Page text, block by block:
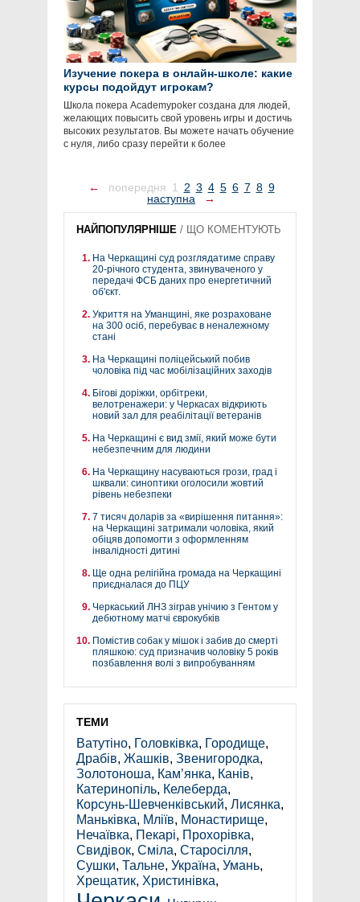
Изучение покера в онлайн-школе: какие
курсы подойдут игрокам?
Школа покера Academypoker создана для людей,
желающих повысить свой уровень игры и достичь
высоких результатов. Вы можете начать обучение
с нуля, либо сразу перейти к более
← попередня 1 2 3 4 5 6 7 8 9
наступна
→
НАЙПОПУЛЯРНІШЕ / ЩО КОМЕНТУЮТЬ
На Черкащині суд розглядатиме справу
20-річного студента, звинуваченого у
передачі ФСБ даних про енергетичний
об'єкт.
Укриття на Уманщині, яке розраховане
на 300 осіб, перебуває в неналежному
стані
На Черкащині поліцейський побив
чоловіка під час мобілізаційних заходів
Бігові доріжки, орбітреки,
велотренажери: у Черкасах відкриють
новий зал для реабілітації ветеранів
На Черкащині є вид змії, який може бути
небезпечним для людини
На Черкащину насуваються грози, град і
шквали: синоптики оголосили жовтий
рівень небезпеки
7 тисяч доларів за «вирішення питання»:
на Черкащині затримали чоловіка, який
обіцяв допомогти з оформленням
інвалідності дитині
Ще одна релігійна громада на Черкащині
приєдналася до ПЦУ
Черкаський ЛНЗ зіграв унічию з Гентом у
дебютному матчі єврокубків
Помістив собак у мішок і забив до смерті
пляшкою: суд призначив чоловіку 5 років
позбавлення волі з випробуванням
ТЕМИ
Ватутіно, Головківка, Городище,
Драбів, Жашків, Звенигородка,
Золотоноша, Кам’янка, Канів,
Катеринопіль, Келеберда,
Корсунь-Шевченківський, Лисянка,
Маньківка, Мліїв, Монастирище,
Нечаївка, Пекарі, Прохорівка,
Свидівок, Сміла, Старосілля,
Сушки, Тальне, Україна, Умань,
Хрещатик, Христинівка,